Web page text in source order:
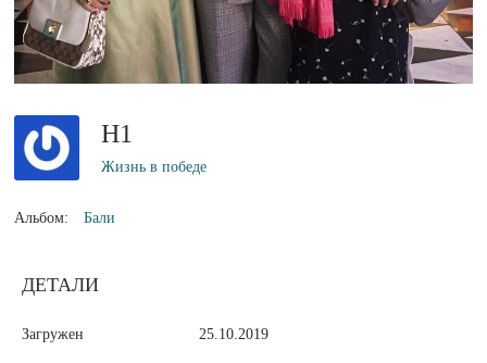
H1
Жизнь в победе
Альбом: Бали
ДЕТАЛИ
Загружен 25.10.2019